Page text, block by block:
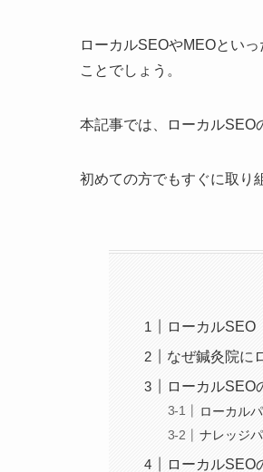
ローカルSEOやMEOとい
ことでしょう。
本記事では、ローカルSEO
初めての方でもすぐに取り
ローカルSEO
なぜ鍼灸院に
ローカルSEO
ローカル
ナレッジ
ローカルSEO